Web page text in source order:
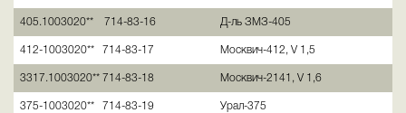
405.1003020** 714-83-16 Д-ль ЗМЗ-405
412-1003020** 714-83-17 Москвич-412, V 1,5
3317.1003020** 714-83-18 Москвич-2141, V 1,6
375-1003020** 714-83-19 Урал-375